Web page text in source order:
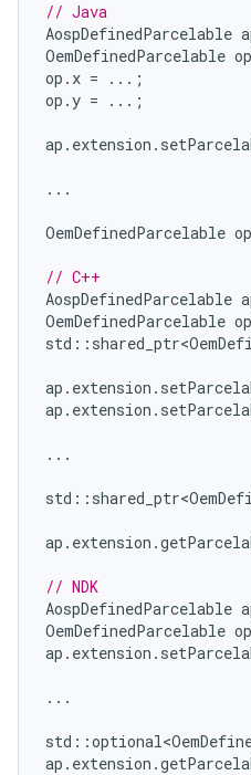
// Java
AospDefinedParcelable
OemDefinedParcelable op
op . x =
...;
op .y = ...;
ap . extension .
...
OemDefinedParcelable op
// C++
AospDefinedParcelable
OemDefinedParcelable op
std ::
ap . extension .
ap . extension .
...
std ::
ap . extension .
// NDK
AospDefinedParcelable
OemDefinedParcelable op
ap . extension .
...
std ::
ap . extension .